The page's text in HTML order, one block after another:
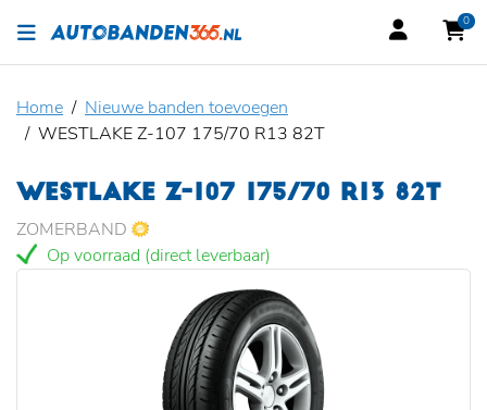
0
Home
Nieuwe banden toevoegen
WESTLAKE Z-107 175/70 R13 82T
WESTLAKE Z-107 175/70 R13 82T
ZOMERBAND
Op voorraad (direct leverbaar)